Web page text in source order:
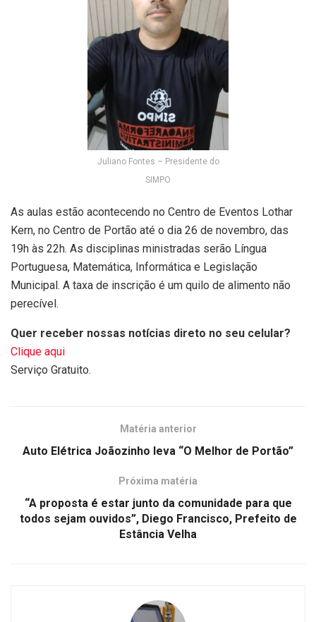
Juliano Fontes – Presidente do
SIMPO
As aulas estão acontecendo no Centro de Eventos Lothar
Kern, no Centro de Portão até o dia 26 de novembro, das
19h às 22h. As disciplinas ministradas serão Língua
Portuguesa, Matemática, Informática e Legislação
Municipal. A taxa de inscrição é um quilo de alimento não
perecível.
Quer receber nossas notícias direto no seu celular?
Clique aqui
Serviço Gratuito.
Matéria anterior
Auto Elétrica Joãozinho leva “O Melhor de Portão”
Próxima matéria
“A proposta é estar junto da comunidade para que
todos sejam ouvidos”, Diego Francisco, Prefeito de
Estância Velha